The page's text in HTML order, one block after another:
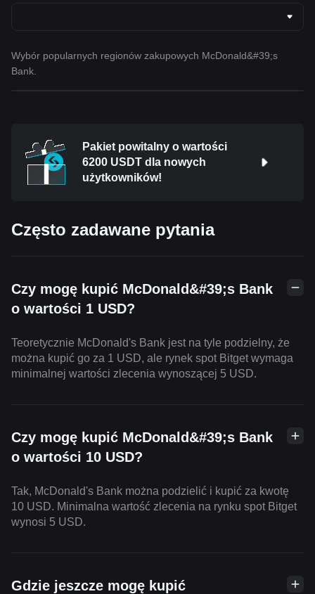
Wybór popularnych regionów zakupowych McDonald&#39;s
Bank.
Pakiet powitalny o wartości
6200 USDT dla nowych
użytkowników!
Często zadawane pytania
Czy mogę kupić McDonald&#39;s Bank
o wartości 1 USD?
Teoretycznie McDonald's Bank jest na tyle podzielny, że
można kupić go za 1 USD, ale rynek spot Bitget wymaga
minimalnej wartości zlecenia wynoszącej 5 USD.
Czy mogę kupić McDonald&#39;s Bank
o wartości 10 USD?
Tak, McDonald's Bank można podzielić i kupić za kwotę
10 USD. Minimalna wartość zlecenia na rynku spot Bitget
wynosi 5 USD.
Gdzie jeszcze mogę kupić